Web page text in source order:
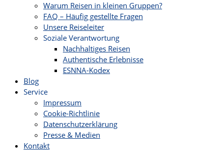
Warum Reisen in kleinen Gruppen?
FAQ – Häufig gestellte Fragen
Unsere Reiseleiter
Soziale Verantwortung
Nachhaltiges Reisen
Authentische Erlebnisse
ESNNA-Kodex
Blog
Service
Impressum
Cookie-Richtlinie
Datenschutzerklärung
Presse & Medien
Kontakt